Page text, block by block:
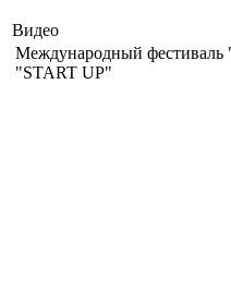
Видео
Международный фестиваль
"START UP"